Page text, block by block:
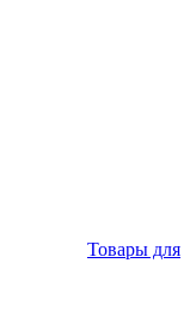
Товары для